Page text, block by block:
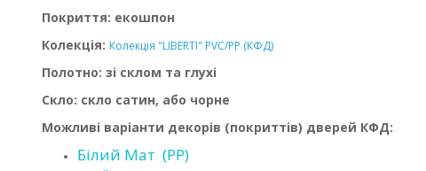
Покриття: екошпон
Колекція: Колекція "LIBERTI" PVC/PP (КФД)
Полотно: зі склом та глухі
Скло: скло сатин, або чорне
Можливі варіанти декорів (покриттів) дверей КФД:
Білий Мат (PP)